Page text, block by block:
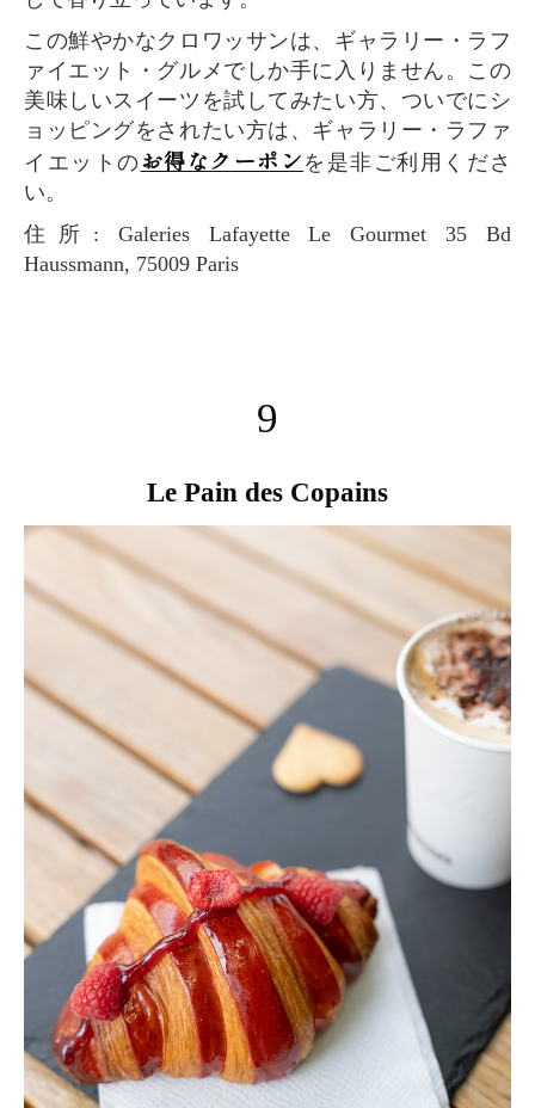
この鮮やかなクロワッサンは、ギャラリー・ラフ
ァイエット・グルメでしか手に入りません。この
美味しいスイーツを試してみたい方、ついでにシ
ョッピングをされたい方は、ギャラリー・ラファ
イエットのお得なクーポン を是非ご利用くださ
い。
住所: Galeries Lafayette Le Gourmet 35 Bd
Haussmann, 75009 Paris
9
Le Pain des Copains